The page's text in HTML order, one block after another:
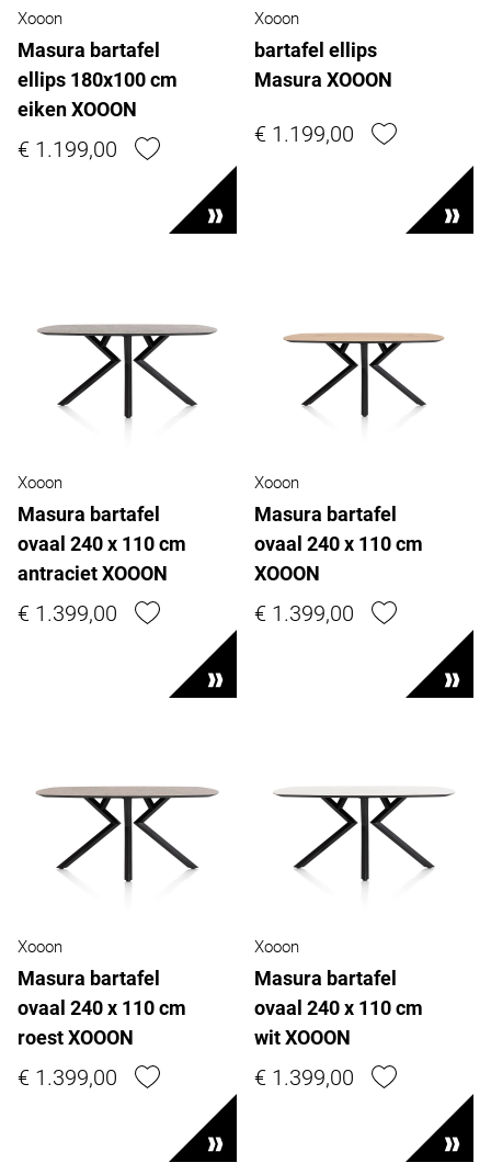
Xooon
Masura bartafel
ellips 180x100 cm
eiken XOOON
€ 1.199,00
Xooon
bartafel ellips
Masura XOOON
€ 1.199,00
Xooon
Masura bartafel
ovaal 240 x 110 cm
antraciet XOOON
€ 1.399,00
Xooon
Masura bartafel
ovaal 240 x 110 cm
XOOON
€ 1.399,00
Xooon
Masura bartafel
ovaal 240 x 110 cm
roest XOOON
€ 1.399,00
Xooon
Masura bartafel
ovaal 240 x 110 cm
wit XOOON
€ 1.399,00